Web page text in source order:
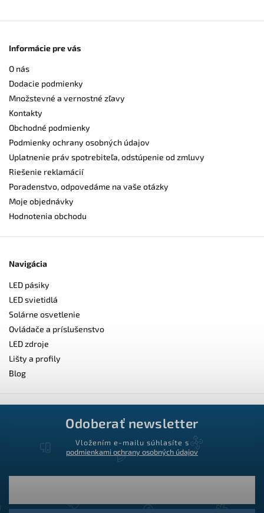
Informácie pre vás
O nás
Dodacie podmienky
Množstevné a vernostné zľavy
Kontakty
Obchodné podmienky
Podmienky ochrany osobných údajov
Uplatnenie práv spotrebiteľa, odstúpenie od zmluvy
Riešenie reklamácií
Poradenstvo, odpovedáme na vaše otázky
Moje objednávky
Hodnotenia obchodu
Navigácia
LED pásiky
LED svietidlá
Solárne osvetlenie
Ovládače a príslušenstvo
LED zdroje
Lišty a profily
Blog
Odoberať newsletter
Vložením e-mailu súhlasíte s
podmienkami ochrany osobných údajov